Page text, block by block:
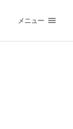
メニュー